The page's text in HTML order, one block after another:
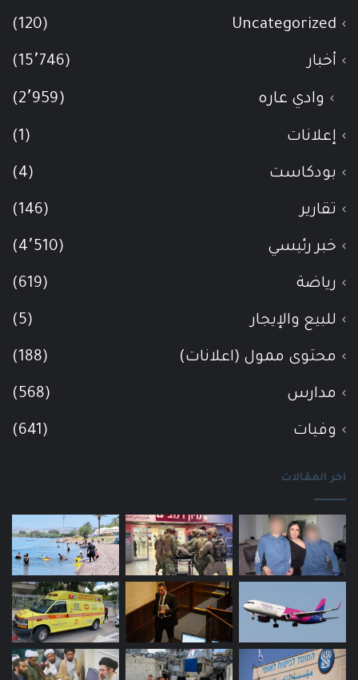
Uncategorized
(120)
أخبار (15٬746)
وادي عاره (2٬959)
إعلانات (1)
بودكاست (4)
تقارير (146)
خبر رئيسي (4٬510)
رياضة (619)
للبيع والإيجار (5)
محتوى ممول (اعلانات) (188)
مدارس (568)
وفيات (641)
اخر المقالات